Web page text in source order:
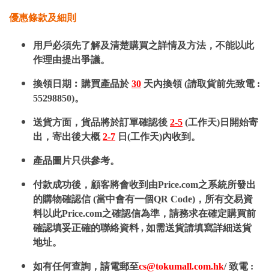
優惠條款及細則
用戶必須先了解及清楚購買之詳情及方法，不能以此
作理由提出爭議。
換領日期︰購買產品於30 天內換領 (請取貨前先致電 :
55298850)。
送貨方面，貨品將於訂單確認後 2-5 (工作天)日開始寄
出，寄出後大概2-7 日(工作天)內收到。
產品圖片只供參考。
付款成功後，顧客將會收到由Price.com之系統所發出
的購物確認信 (當中會有一個QR Code)，所有交易資
料以此Price.com之確認信為準，請務求在確定購買前
確認填妥正確的聯絡資料 , 如需送貨請填寫詳細送貨
地址。
如有任何查詢，請電郵至cs@tokumall.com.hk/ 致電 :